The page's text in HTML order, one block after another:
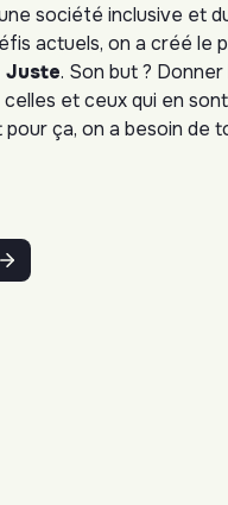
société inclusive et
Juste. Son but ?
et ceux qui en
pour ça, on a besoin de